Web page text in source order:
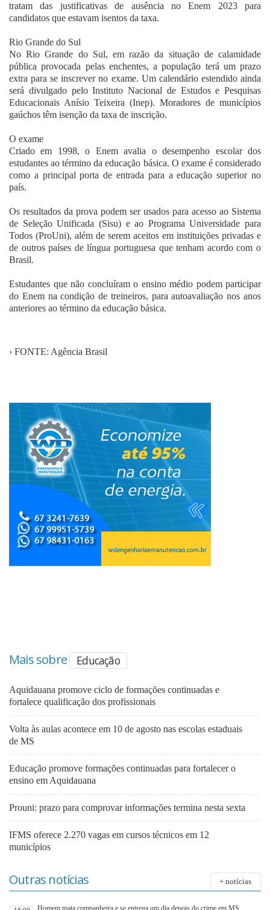
tratam das justificativas de ausência no Enem 2023 para
candidatos que estavam isentos da taxa.
Rio Grande do Sul
No Rio Grande do Sul, em razão da situação de calamidade
pública provocada pelas enchentes, a população terá um prazo
extra para se inscrever no exame. Um calendário estendido ainda
será divulgado pelo Instituto Nacional de Estudos e Pesquisas
Educacionais Anísio Teixeira (Inep). Moradores de municípios
gaúchos têm isenção da taxa de inscrição.
O exame
Criado em 1998, o Enem avalia o desempenho escolar dos
estudantes ao término da educação básica. O exame é considerado
como a principal porta de entrada para a educação superior no
país.
Os resultados da prova podem ser usados para acesso ao Sistema
de Seleção Unificada (Sisu) e ao Programa Universidade para
Todos (ProUni), além de serem aceitos em instituições privadas e
de outros países de língua portuguesa que tenham acordo com o
Brasil.
Estudantes que não concluíram o ensino médio podem participar
do Enem na condição de treineiros, para autoavaliação nos anos
anteriores ao término da educação básica.
› FONTE: Agência Brasil
Mais sobre Educação
Aquidauana promove ciclo de formações continuadas e
fortalece qualificação dos profissionais
Volta às aulas acontece em 10 de agosto nas escolas estaduais
de MS
Educação promove formações continuadas para fortalecer o
ensino em Aquidauana
Prouni: prazo para comprovar informações termina nesta sexta
IFMS oferece 2.270 vagas em cursos técnicos em 12
municípios
Outras notícias + notícias